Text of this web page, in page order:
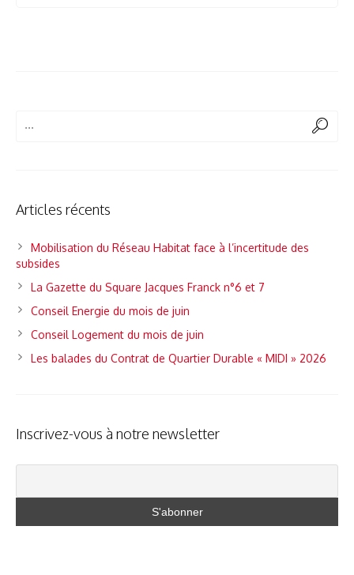
Articles récents
Mobilisation du Réseau Habitat face à l’incertitude des
subsides
La Gazette du Square Jacques Franck n°6 et 7
Conseil Energie du mois de juin
Conseil Logement du mois de juin
Les balades du Contrat de Quartier Durable « MIDI » 2026
Inscrivez-vous à notre newsletter